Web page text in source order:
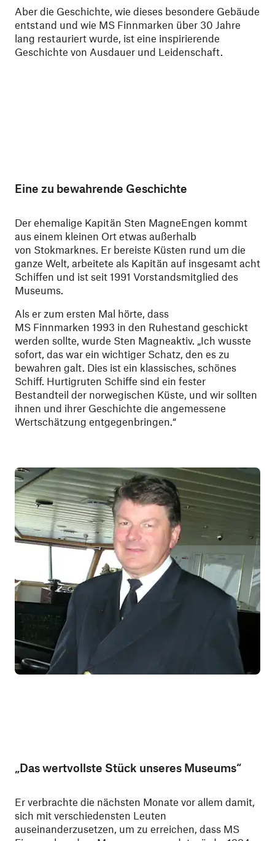
Aber die Geschichte, wie dieses besondere Gebäude
entstand und wie MS Finnmarken über 30 Jahre
lang restauriert wurde, ist eine inspirierende
Geschichte von Ausdauer und Leidenschaft.
Eine zu bewahrende Geschichte
Der ehemalige Kapitän Sten MagneEngen kommt
aus einem kleinen Ort etwas außerhalb
von Stokmarknes. Er bereiste Küsten rund um die
ganze Welt, arbeitete als Kapitän auf insgesamt acht
Schiffen und ist seit 1991 Vorstandsmitglied des
Museums.
Als er zum ersten Mal hörte, dass
MS Finnmarken 1993 in den Ruhestand geschickt
werden sollte, wurde Sten Magneaktiv. „Ich wusste
sofort, das war ein wichtiger Schatz, den es zu
bewahren galt. Dies ist ein klassisches, schönes
Schiff. Hurtigruten Schiffe sind ein fester
Bestandteil der norwegischen Küste, und wir sollten
ihnen und ihrer Geschichte die angemessene
Wertschätzung entgegenbringen.“
„Das wertvollste Stück unseres Museums“
Er verbrachte die nächsten Monate vor allem damit,
sich mit verschiedensten Leuten
auseinanderzusetzen, um zu erreichen, dass MS